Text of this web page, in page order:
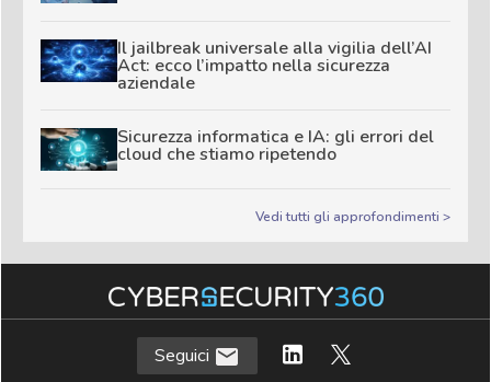
Il jailbreak universale alla vigilia dell’AI
Act: ecco l’impatto nella sicurezza
aziendale
Sicurezza informatica e IA: gli errori del
cloud che stiamo ripetendo
Vedi tutti gli approfondimenti >
Seguici